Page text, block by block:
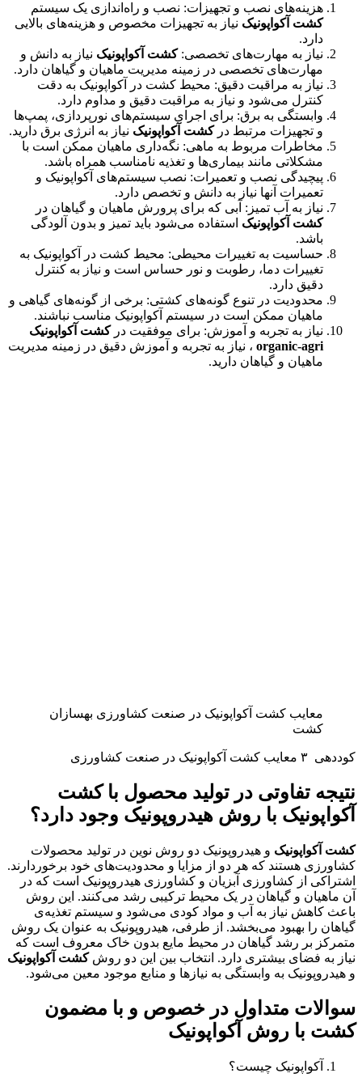
هزینه‌های نصب و تجهیزات: نصب و راه‌اندازی یک سیستم
کشت آکواپونیک نیاز به تجهیزات مخصوص و هزینه‌های بالایی
دارد.
نیاز به مهارت‌های تخصصی:کشت آکواپونیک نیاز به دانش و
مهارت‌های تخصصی در زمینه مدیریت ماهیان و گیاهان دارد.
نیاز به مراقبت دقیق: محیط کشت در آکواپونیک به دقت
کنترل می‌شود و نیاز به مراقبت دقیق و مداوم دارد.
وابستگی به برق: برای اجرای سیستم‌های نورپردازی، پمپ‌ها
و تجهیزات مرتبط درکشت آکواپونیک نیاز به انرژی برق دارید.
مخاطرات مربوط به ماهی: نگه‌داری ماهیان ممکن است با
مشکلاتی مانند بیماری‌ها و تغذیه نامناسب همراه باشد.
پیچیدگی نصب و تعمیرات: نصب سیستم‌های آکواپونیک و
تعمیرات آنها نیاز به دانش و تخصص دارد.
نیاز به آب تمیز: آبی که برای پرورش ماهیان و گیاهان در
کشت آکواپونیک استفاده می‌شود باید تمیز و بدون آلودگی
باشد.
حساسیت به تغییرات محیطی: محیط کشت در آکواپونیک به
تغییرات دما، رطوبت و نور حساس است و نیاز به کنترل
دقیق دارد.
محدودیت در تنوع گونه‌های کشتی: برخی از گونه‌های گیاهی و
ماهیان ممکن است در سیستم آکواپونیک مناسب نباشند.
نیاز به تجربه و آموزش: برای موفقیت درکشت آکواپونیک
organic-agri ، نیاز به تجربه و آموزش دقیق در زمینه مدیریت
ماهیان و گیاهان دارید.
معایب کشت آکواپونیک در صنعت کشاورزی بهسازان
کشت
کوددهی ۳ معایب کشت آکواپونیک در صنعت کشاورزی
نتیجه تفاوتی در تولید محصول با کشت
آکواپونیک با روش هیدروپونیک وجود دارد؟
کشت آکواپونیک و هیدروپونیک دو روش نوین در تولید محصولات
کشاورزی هستند که هر دو از مزایا و محدودیت‌های خود برخوردارند.
اشتراکی از کشاورزی آبزیان و کشاورزی هیدروپونیک است که در
آن ماهیان و گیاهان در یک محیط ترکیبی رشد می‌کنند. این روش
باعث کاهش نیاز به آب و مواد کودی می‌شود و سیستم تغذیه‌ی
گیاهان را بهبود می‌بخشد. از طرفی، هیدروپونیک به عنوان یک روش
متمرکز بر رشد گیاهان در محیط مایع بدون خاک معروف است که
نیاز به فضای بیشتری دارد. انتخاب بین این دو روشکشت آکواپونیک
و هیدروپونیک به وابستگی به نیازها و منابع موجود معین می‌شود.
سوالات متداول در خصوص و با مضمون
کشت با روش آکواپونیک
آکواپونیک چیست؟